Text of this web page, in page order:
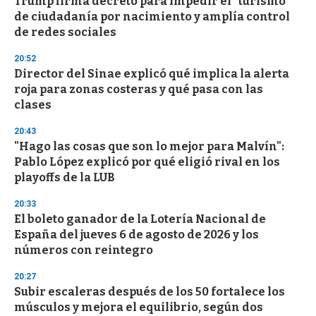
de ciudadanía por nacimiento y amplía control
de redes sociales
20:52
Director del Sinae explicó qué implica la alerta
roja para zonas costeras y qué pasa con las
clases
20:43
"Hago las cosas que son lo mejor para Malvín":
Pablo López explicó por qué eligió rival en los
playoffs de la LUB
20:33
El boleto ganador de la Lotería Nacional de
España del jueves 6 de agosto de 2026 y los
números con reintegro
20:27
Subir escaleras después de los 50 fortalece los
músculos y mejora el equilibrio, según dos